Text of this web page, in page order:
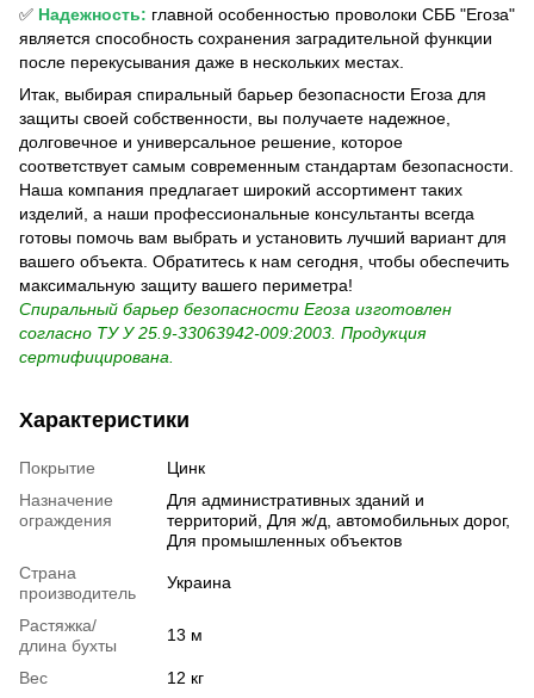
✅ Надежность: главной особенностью проволоки СББ "Егоза"
является способность сохранения заградительной функции
после перекусывания даже в нескольких местах.
Итак, выбирая спиральный барьер безопасности Егоза для
защиты своей собственности, вы получаете надежное,
долговечное и универсальное решение, которое
соответствует самым современным стандартам безопасности.
Наша компания предлагает широкий ассортимент таких
изделий, а наши профессиональные консультанты всегда
готовы помочь вам выбрать и установить лучший вариант для
вашего объекта. Обратитесь к нам сегодня, чтобы обеспечить
максимальную защиту вашего периметра!
Спиральный барьер безопасности Егоза изготовлен
согласно ТУ У 25.9-33063942-009:2003. Продукция
сертифицирована.
Характеристики
Покрытие
Цинк
Назначение
ограждения
Для административных зданий и
территорий, Для ж/д, автомобильных дорог,
Для промышленных объектов
Страна
производитель
Украина
Растяжка/
длина бухты
13 м
Вес
12 кг